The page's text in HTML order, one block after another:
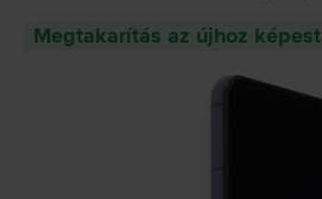
Megtakarítás az újhoz